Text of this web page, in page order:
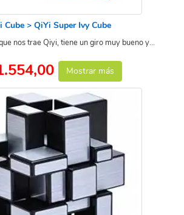
Cube > QiYi Super Ivy Cube
nos trae Qiyi, tiene un giro muy bueno y...
Mostrar más